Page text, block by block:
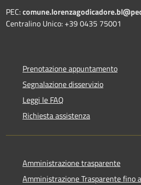
PEC:
Centralino Unico: +39 0435 75001
Prenotazione appuntamento
Segnalazione disservizio
Leggi le FAQ
Richiesta assistenza
Amministrazione trasparente
Amministrazione Trasparente